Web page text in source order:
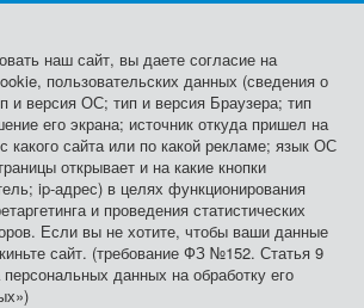
наш сайт, вы даете согласие на
пользовательских данных (сведения о
и версия ОС; тип и версия Браузера; тип
его экрана; источник откуда пришел на
какого сайта или по какой рекламе; язык ОС
открывает и на какие кнопки
ip-адрес) в целях функционирования
и проведения статистических
Если вы не хотите, чтобы ваши данные
сайт. (требование ФЗ №152. Статья 9
данных на обработку его